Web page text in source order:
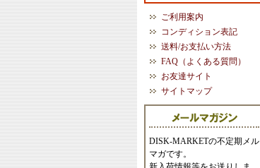
ご利用案内
コンディション表記
送料/お支払い方法
FAQ（よくある質問）
お友達サイト
サイトマップ
DISK-MARKETの不定期メル
マガです。